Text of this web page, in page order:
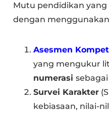
Mutu pendidikan
dengan
Asesmen
yang mengukur
numerasi
Survei Karakter
kebiasaan, nilai-